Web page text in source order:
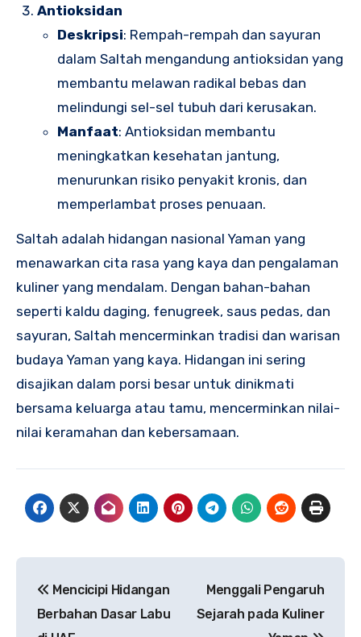
Antioksidan
Deskripsi: Rempah-rempah dan sayuran
dalam Saltah mengandung antioksidan yang
membantu melawan radikal bebas dan
melindungi sel-sel tubuh dari kerusakan.
Manfaat: Antioksidan membantu
meningkatkan kesehatan jantung,
menurunkan risiko penyakit kronis, dan
memperlambat proses penuaan.
Saltah adalah hidangan nasional Yaman yang
menawarkan cita rasa yang kaya dan pengalaman
kuliner yang mendalam. Dengan bahan-bahan
seperti kaldu daging, fenugreek, saus pedas, dan
sayuran, Saltah mencerminkan tradisi dan warisan
budaya Yaman yang kaya. Hidangan ini sering
disajikan dalam porsi besar untuk dinikmati
bersama keluarga atau tamu, mencerminkan nilai-
nilai keramahan dan kebersamaan.
pos
Mencicipi Hidangan
Berbahan Dasar Labu
Menggali Pengaruh
Sejarah pada Kuliner